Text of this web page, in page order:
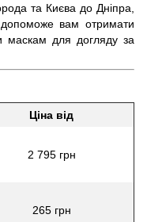
та Києва до Дніпра,
вам отримати
маскам для догляду за
Ціна від
2 795 грн
265 грн